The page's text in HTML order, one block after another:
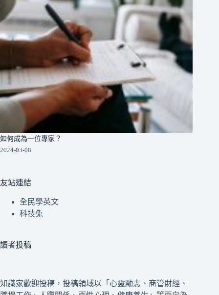
如何成為一位專家？
2024-03-08
友站連結
全民學英文
科技兔
讀者投稿
知識家歡迎投稿，投稿領域以「心靈勵志、商管財經、